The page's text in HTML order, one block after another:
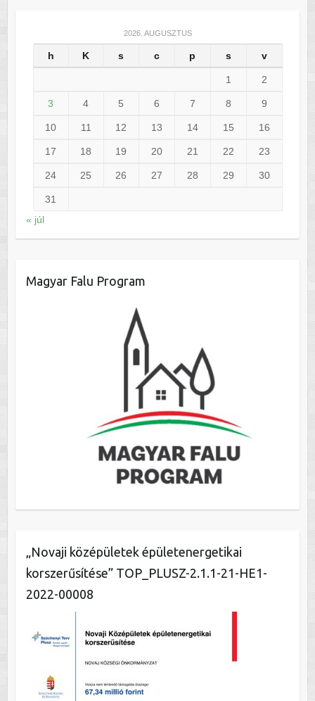
2026. AUGUSZTUS
h K s c p s v
1 2
3 4 5 6 7 8 9
10 11 12 13 14 15 16
17 18 19 20 21 22 23
24 25 26 27 28 29 30
31
« júl
Magyar Falu Program
„Novaji középületek épületenergetikai
korszerűsítése” TOP_PLUSZ-2.1.1-21-HE1-
2022-00008